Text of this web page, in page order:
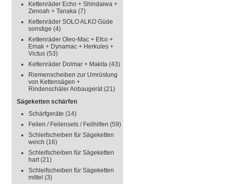
Kettenräder Echo + Shindaiwa +
Zenoah + Tanaka (7)
Kettenräder SOLO ALKO Güde
sonstige (4)
Kettenräder Oleo-Mac + Efco +
Emak + Dynamac + Herkules +
Victus (53)
Kettenräder Dolmar + Makita (43)
Riemenscheiben zur Umrüstung
von Kettensägen +
Rindenschäler Anbaugerät(21)
Sägeketten schärfen
Schärfgeräte (14)
Feilen / Feilensets / Feilhilfen (59)
Schleifscheiben für Sägeketten
weich (16)
Schleifscheiben für Sägeketten
hart(21)
Schleifscheiben für Sägeketten
mittel (3)